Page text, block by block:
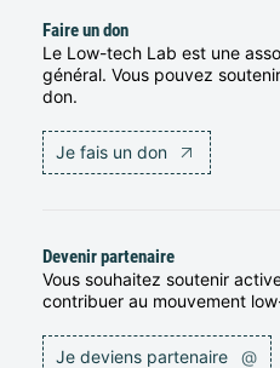
Faire un don
Le Low-tech Lab est une
général. Vous pouvez
don.
Je fais un don
Devenir partenaire
Vous souhaitez soutenir
contribuer au mouvement
Je deviens partenaire @